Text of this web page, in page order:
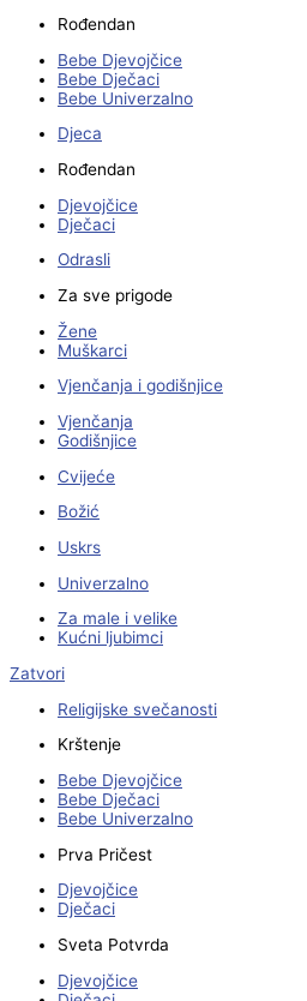
Rođendan
Bebe Djevojčice
Bebe Dječaci
Bebe Univerzalno
Djeca
Rođendan
Djevojčice
Dječaci
Odrasli
Za sve prigode
Žene
Muškarci
Vjenčanja i godišnjice
Vjenčanja
Godišnjice
Cvijeće
Božić
Uskrs
Univerzalno
Za male i velike
Kućni ljubimci
Zatvori
Religijske svečanosti
Krštenje
Bebe Djevojčice
Bebe Dječaci
Bebe Univerzalno
Prva Pričest
Djevojčice
Dječaci
Sveta Potvrda
Djevojčice